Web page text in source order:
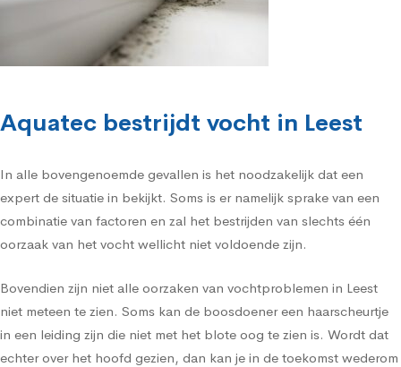
Aquatec bestrijdt vocht in Leest
In alle bovengenoemde gevallen is het noodzakelijk dat een
expert de situatie in bekijkt. Soms is er namelijk sprake van een
combinatie van factoren en zal het bestrijden van slechts één
oorzaak van het vocht wellicht niet voldoende zijn.
Bovendien zijn niet alle oorzaken van vochtproblemen in Leest
niet meteen te zien. Soms kan de boosdoener een haarscheurtje
in een leiding zijn die niet met het blote oog te zien is. Wordt dat
echter over het hoofd gezien, dan kan je in de toekomst wederom